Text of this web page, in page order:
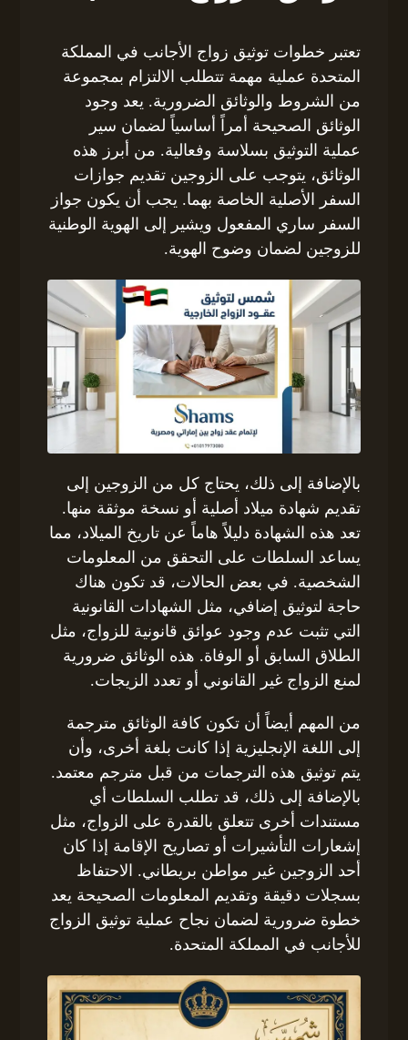
تعتبر خطوات توثيق زواج الأجانب في المملكة
المتحدة عملية مهمة تتطلب الالتزام بمجموعة
من الشروط والوثائق الضرورية. يعد وجود
الوثائق الصحيحة أمراً أساسياً لضمان سير
عملية التوثيق بسلاسة وفعالية. من أبرز هذه
الوثائق، يتوجب على الزوجين تقديم جوازات
السفر الأصلية الخاصة بهما. يجب أن يكون جواز
السفر ساري المفعول ويشير إلى الهوية الوطنية
للزوجين لضمان وضوح الهوية.
بالإضافة إلى ذلك، يحتاج كل من الزوجين إلى
تقديم شهادة ميلاد أصلية أو نسخة موثقة منها.
تعد هذه الشهادة دليلاً هاماً عن تاريخ الميلاد، مما
يساعد السلطات على التحقق من المعلومات
الشخصية. في بعض الحالات، قد تكون هناك
حاجة لتوثيق إضافي، مثل الشهادات القانونية
التي تثبت عدم وجود عوائق قانونية للزواج، مثل
الطلاق السابق أو الوفاة. هذه الوثائق ضرورية
لمنع الزواج غير القانوني أو تعدد الزيجات.
من المهم أيضاً أن تكون كافة الوثائق مترجمة
إلى اللغة الإنجليزية إذا كانت بلغة أخرى، وأن
يتم توثيق هذه الترجمات من قبل مترجم معتمد.
بالإضافة إلى ذلك، قد تطلب السلطات أي
مستندات أخرى تتعلق بالقدرة على الزواج، مثل
إشعارات التأشيرات أو تصاريح الإقامة إذا كان
أحد الزوجين غير مواطن بريطاني. الاحتفاظ
بسجلات دقيقة وتقديم المعلومات الصحيحة يعد
خطوة ضرورية لضمان نجاح عملية توثيق الزواج
للأجانب في المملكة المتحدة.